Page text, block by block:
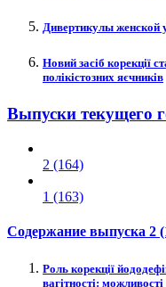
Дивертикулы женской
Новий засіб корекції
полікістозних яєчників
Выпуски текущего
2 (164)
1 (163)
Содержание выпуска 2
Роль корекції
вагітності: